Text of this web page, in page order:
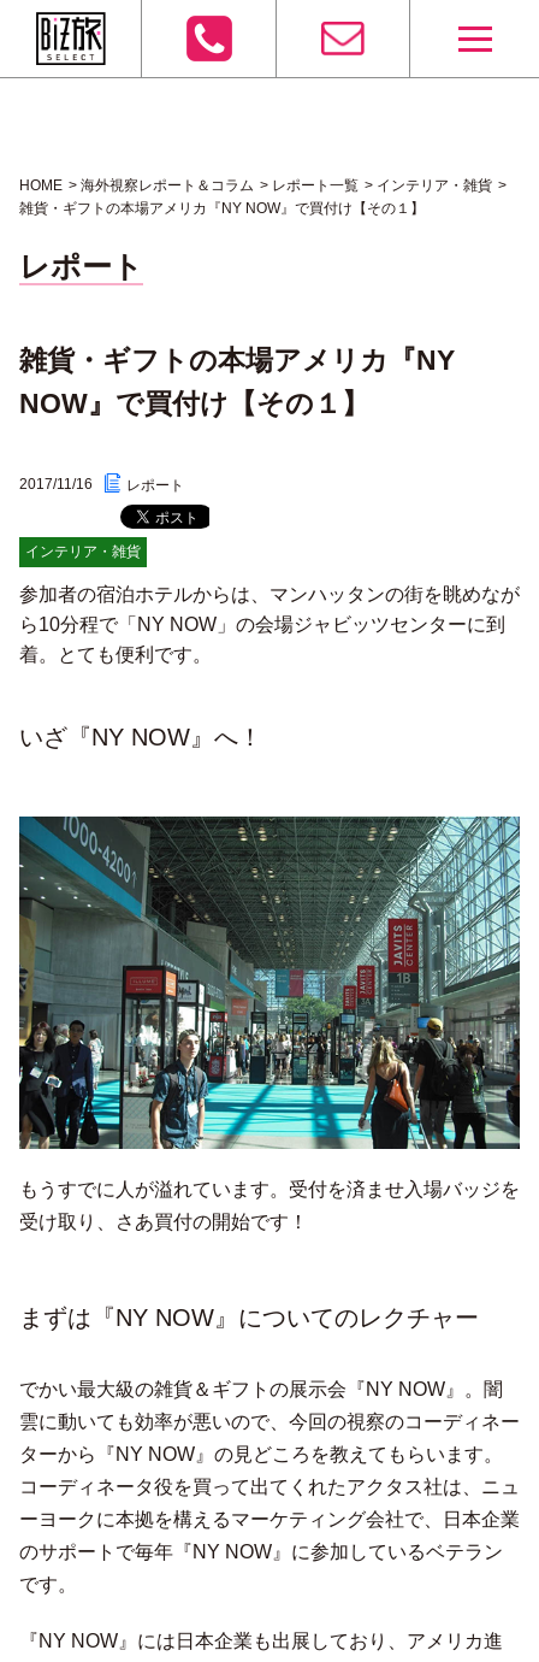
HOME 海外視察レポート＆コラム レポート一覧
インテリア・雑貨
雑貨・ギフトの本場アメリカ『NY NOW』で買付け【その１】
レポート
雑貨・ギフトの本場アメリカ『NY
NOW』で買付け【その１】
2017/11/16 レポート
インテリア・雑貨
参加者の宿泊ホテルからは、マンハッタンの街を眺めなが
ら10分程で「NY NOW」の会場ジャビッツセンターに到
着。とても便利です。
いざ『NY NOW』へ！
もうすでに人が溢れています。受付を済ませ入場バッジを
受け取り、さあ買付の開始です！
まずは『NY NOW』についてのレクチャー
でかい最大級の雑貨＆ギフトの展示会『NY NOW』。闇
雲に動いても効率が悪いので、今回の視察のコーディネー
ターから『NY NOW』の見どころを教えてもらいます。
コーディネータ役を買って出てくれたアクタス社は、ニュ
ーヨークに本拠を構えるマーケティング会社で、日本企業
のサポートで毎年『NY NOW』に参加しているベテラン
です。
『NY NOW』には日本企業も出展しており、アメリカ進